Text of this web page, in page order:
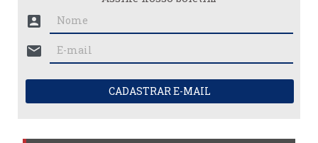
account_box
mail
CADASTRAR E-MAIL